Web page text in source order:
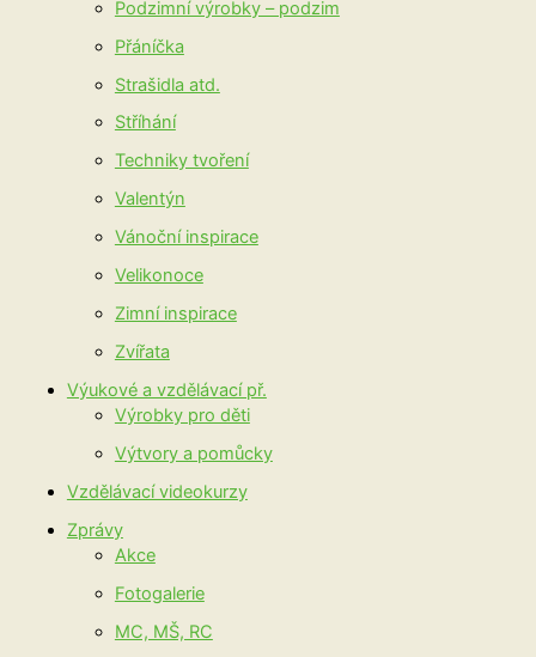
Podzimní výrobky – podzim
Přáníčka
Strašidla atd.
Stříhání
Techniky tvoření
Valentýn
Vánoční inspirace
Velikonoce
Zimní inspirace
Zvířata
Výukové a vzdělávací př.
Výrobky pro děti
Výtvory a pomůcky
Vzdělávací videokurzy
Zprávy
Akce
Fotogalerie
MC, MŠ, RC